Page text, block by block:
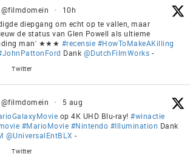
@filmdomein ·
10h
diepgang om echt op te vallen, maar
de status van Glen Powell als ultieme
man' ★★★ #recensie #HowToMakeAKilling
Dank @DutchFilmWorks -
Twitter
@filmdomein ·
5 aug
op 4K UHD Blu-ray! #winactie
#MarioMovie #Nintendo #Illumination Dank
@UniversalEntBLX -
Twitter